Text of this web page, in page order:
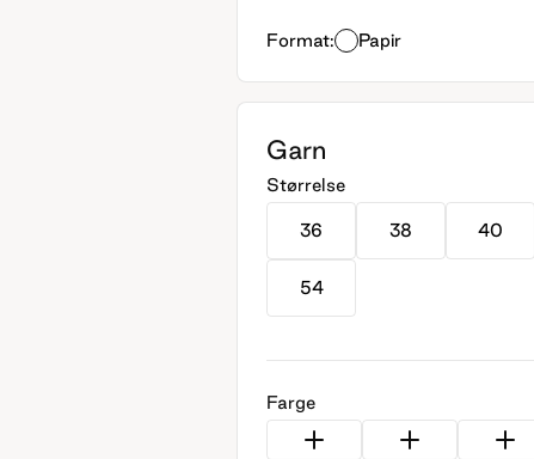
Format: Papir
Garn
Størrelse
36 38 40
54
Farge